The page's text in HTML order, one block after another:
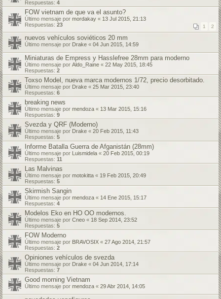
Respuestas: 4
FOW vietnam de que va el asunto?
Último mensaje por mordakay « 13 Jul 2015, 21:13
Respuestas: 23 1 2
nuevos vehículos soviéticos 20 mm
Último mensaje por Drake « 04 Jun 2015, 14:59
Miniaturas de Empress y Hasslefree 28mm para moderno
Último mensaje por Aldo_Raine « 22 May 2015, 18:45
Respuestas: 2
Toxso Model, nueva marca modernos 1/72, precio desorbitado.
Último mensaje por Drake « 25 Mar 2015, 23:40
Respuestas: 6
breaking news
Último mensaje por mendoza « 13 Mar 2015, 15:16
Respuestas: 9
Svezda y QRF (Moderno)
Último mensaje por Drake « 20 Feb 2015, 11:43
Respuestas: 5
Informe Batalla Guerra de Afganistán (28mm)
Último mensaje por Luismidela « 20 Feb 2015, 00:19
Respuestas: 11
Las Malvinas
Último mensaje por motokitta « 19 Feb 2015, 20:49
Respuestas: 5
Skirmish Sangin
Último mensaje por mendoza « 14 Ene 2015, 15:17
Respuestas: 4
Modelos Eko en HO OO modernos.
Último mensaje por Cneo « 18 Sep 2014, 23:52
Respuestas: 5
FOW Moderno
Último mensaje por BRAVOSIX « 27 Ago 2014, 21:57
Respuestas: 2
Opiniones vehículos de svezda
Último mensaje por Drake « 04 Jun 2014, 17:14
Respuestas: 7
Good morning Vietnam
Último mensaje por mendoza « 29 Abr 2014, 14:05